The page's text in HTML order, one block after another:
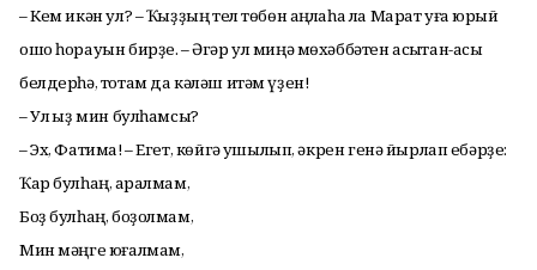
– Кем икән ул? – Ҡыҙҙың тел төбөн аңлаһа ла Марат уға юрый
ошо һорауын бирҙе. – Әгәр ул миңә мөхәббәтен асыҡтан-асыҡ
белдерһә, тотам да кәләш итәм үҙен!
– Ул ҡыҙ мин булһамсы?
– Эх, Фатима! – Егет, көйгә ҡушылып, әкрен генә йырлап ебәрҙе:
Ҡар булһаң, ҡаралмам,
Боҙ булһаң, боҙолмам,
Мин мәңге юғалмам,